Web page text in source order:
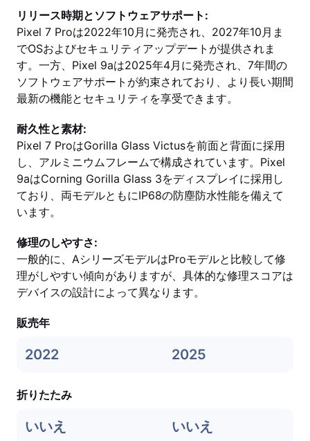
リリース時期とソフトウェアサポート:
Pixel 7 Proは2022年10月に発売され、2027年10月ま
でOSおよびセキュリティアップデートが提供されま
す。一方、Pixel 9aは2025年4月に発売され、7年間の
ソフトウェアサポートが約束されており、より長い期間
最新の機能とセキュリティを享受できます。
耐久性と素材:
Pixel 7 ProはGorilla Glass Victusを前面と背面に採用
し、アルミニウムフレームで構成されています。Pixel
9aはCorning Gorilla Glass 3をディスプレイに採用し
ており、両モデルともにIP68の防塵防水性能を備えて
います。
修理のしやすさ:
一般的に、AシリーズモデルはProモデルと比較して修
理がしやすい傾向がありますが、具体的な修理スコアは
デバイスの設計によって異なります。
販売年
2022 2025
折りたたみ
いいえ いいえ